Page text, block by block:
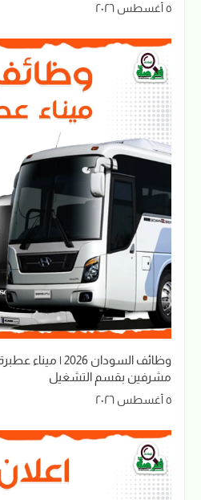
٥ أغسطس ٢٠٢٦
وظائف السودان
مشرفين بقسم التشغيل
٥ أغسطس ٢٠٢٦